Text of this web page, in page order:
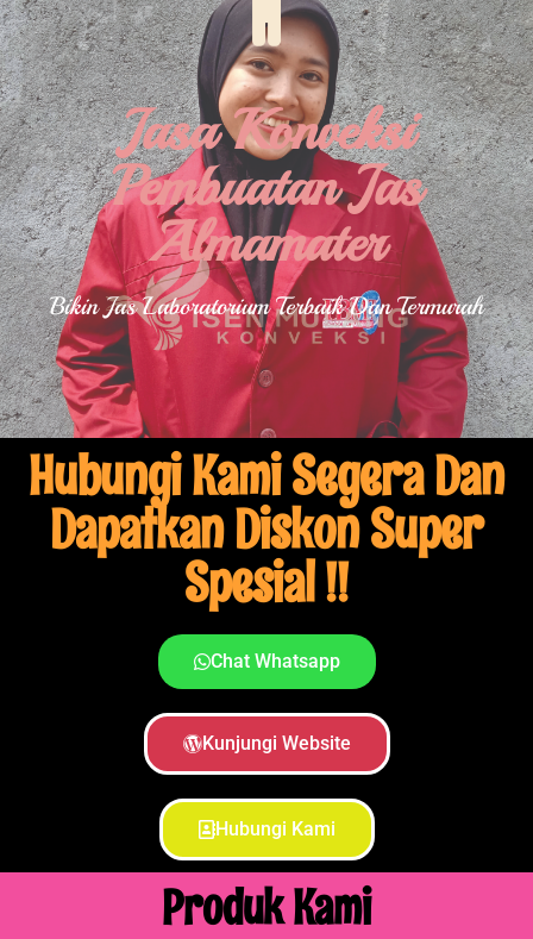
Jasa Konveksi
Pembuatan Jas
Almamater
Bikin Jas Laboratorium Terbaik Dan Termurah
Hubungi Kami Segera Dan
Dapatkan Diskon Super
Spesial !!
Chat Whatsapp
Kunjungi Website
Hubungi Kami
Produk Kami